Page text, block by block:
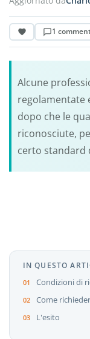
1
Alcune
regolamentate
dopo che le
riconosciute,
certo standard
IN QUESTO
Condizioni di
Come
L'esito